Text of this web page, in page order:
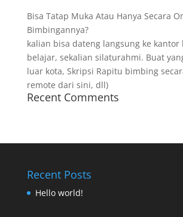
Bisa Tatap Muka Atau Hanya Secara
Bimbingannya?
kalian bisa dateng langsung ke
belajar, sekalian silaturahmi. Buat
luar kota, Skripsi Rapitu bimbing
remote dari sini, dll)
Recent Comments
Recent Posts
Hello world!